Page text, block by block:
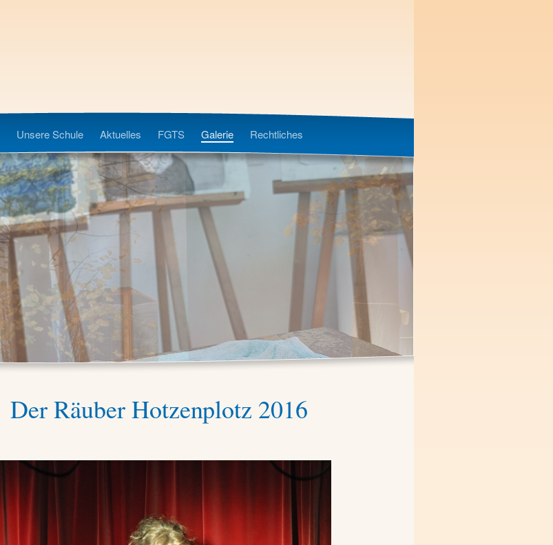
Unsere Schule Aktuelles FGTS Galerie Rechtliches
Der Räuber Hotzenplotz 2016